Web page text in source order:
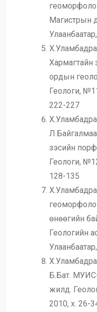
Магистрын
Хармагтайн
ордын
Геологи,
222-227
зэсийн
Геологи,
128-135
өнөөгийн
Геологийн
Б.Бат.
жилд.
2010, х. 26-